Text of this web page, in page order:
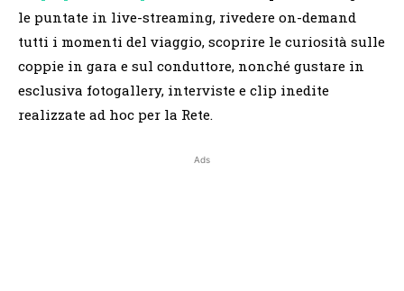
le puntate in live-streaming, rivedere on-demand
tutti i momenti del viaggio, scoprire le curiosità sulle
coppie in gara e sul conduttore, nonché gustare in
esclusiva fotogallery, interviste e clip inedite
realizzate ad hoc per la Rete.
Ads